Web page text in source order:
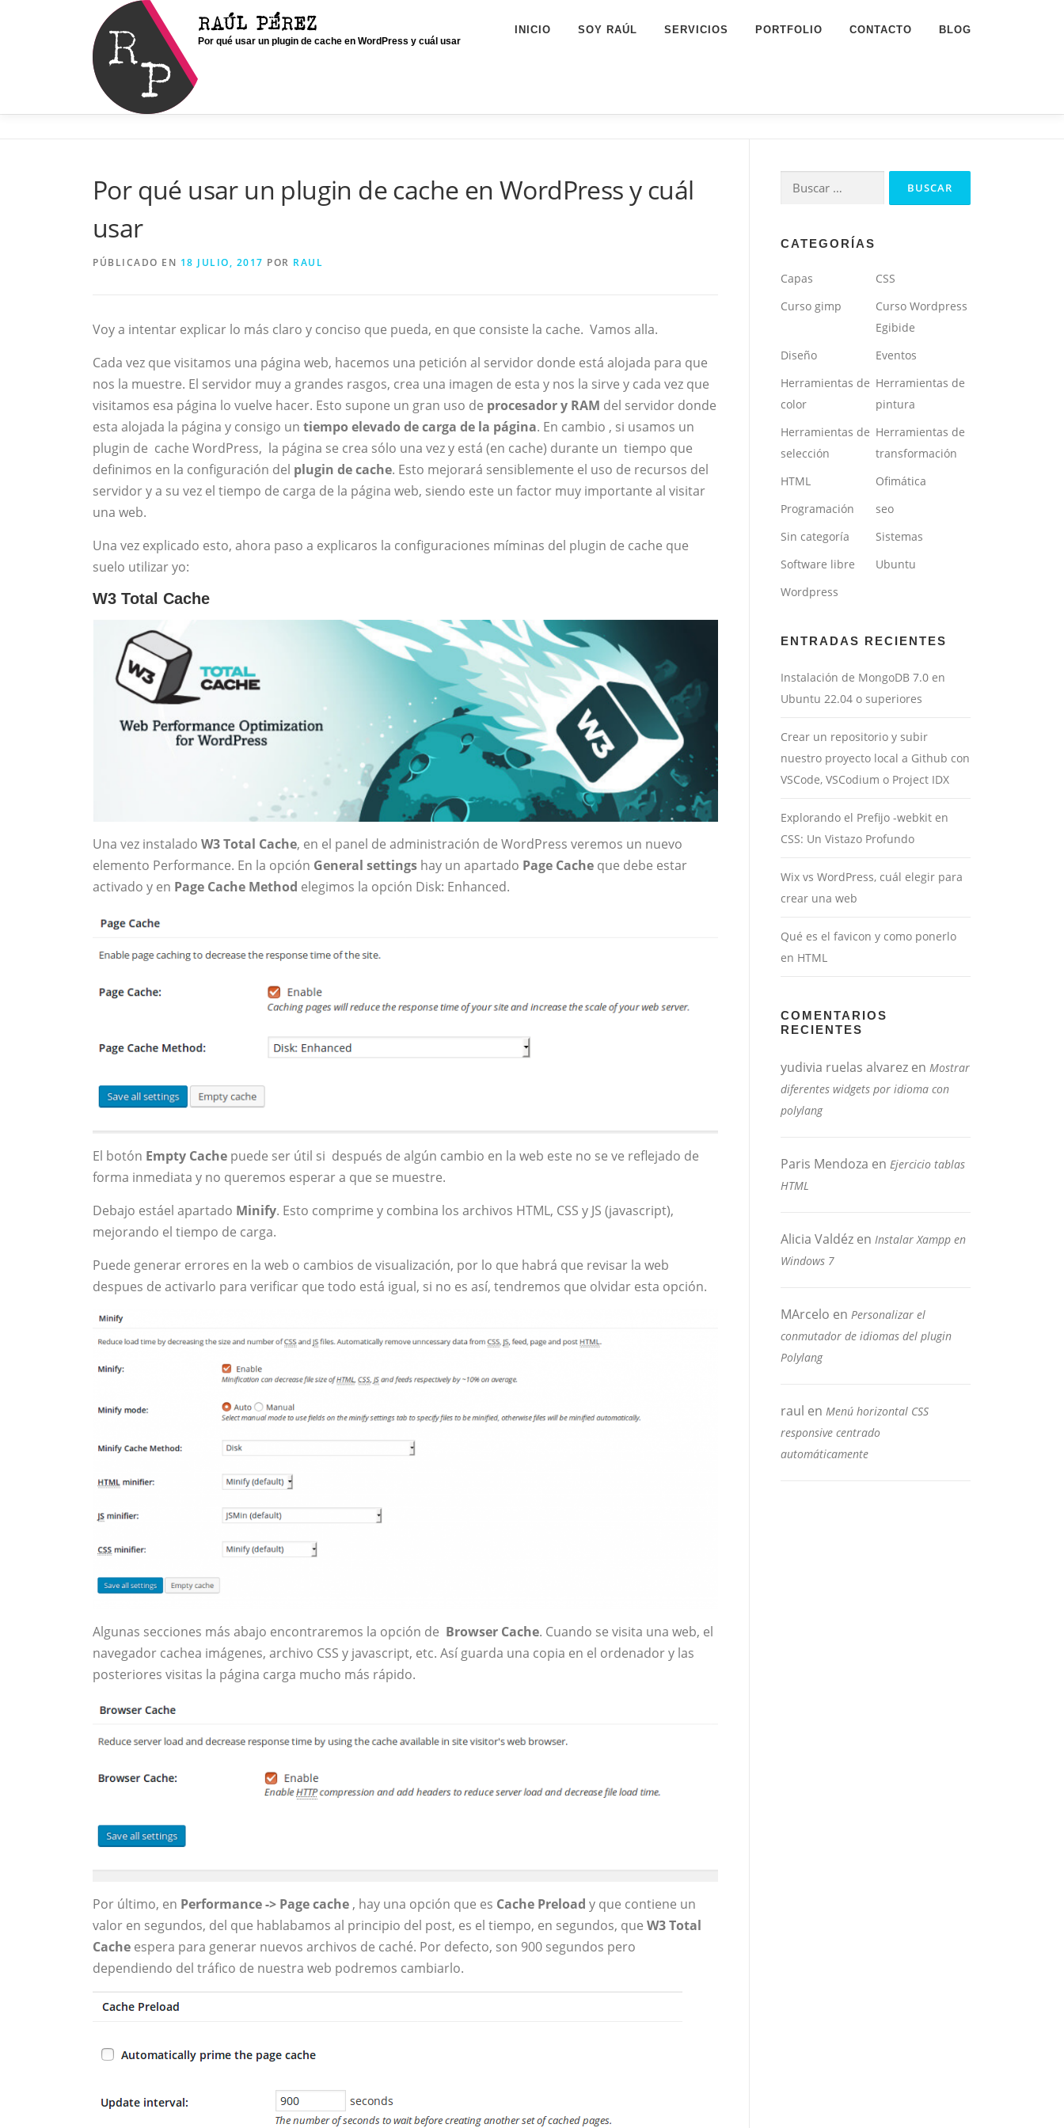
RAÚL PÉREZ
Por qué usar un plugin de cache en WordPress y cuál usar
INICIO SOY RAÚL SERVICIOS PORTFOLIO CONTACTO BLOG
Por qué usar un plugin de cache en WordPress y cuál
usar
PÚBLICADO EN 18 JULIO, 2017 POR RAUL
Voy a intentar explicar lo más claro y conciso que pueda, en que consiste la cache. Vamos alla.
Cada vez que visitamos una página web, hacemos una petición al servidor donde está alojada para que
nos la muestre. El servidor muy a grandes rasgos, crea una imagen de esta y nos la sirve y cada vez que
visitamos esa página lo vuelve hacer. Esto supone un gran uso de procesador y RAM del servidor donde
esta alojada la página y consigo un tiempo elevado de carga de la página. En cambio , si usamos un
plugin de cache WordPress, la página se crea sólo una vez y está (en cache) durante un tiempo que
definimos en la configuración del plugin de cache. Esto mejorará sensiblemente el uso de recursos del
servidor y a su vez el tiempo de carga de la página web, siendo este un factor muy importante al visitar
una web.
Una vez explicado esto, ahora paso a explicaros la configuraciones míminas del plugin de cache que
suelo utilizar yo:
W3 Total Cache
Una vez instalado W3 Total Cache, en el panel de administración de WordPress veremos un nuevo
elemento Performance. En la opción General settings hay un apartado Page Cache que debe estar
activado y en Page Cache Method elegimos la opción Disk: Enhanced.
El botón Empty Cache puede ser útil si después de algún cambio en la web este no se ve reflejado de
forma inmediata y no queremos esperar a que se muestre.
Debajo estáel apartado Minify. Esto comprime y combina los archivos HTML, CSS y JS (javascript),
mejorando el tiempo de carga.
Puede generar errores en la web o cambios de visualización, por lo que habrá que revisar la web
despues de activarlo para verificar que todo está igual, si no es así, tendremos que olvidar esta opción.
Algunas secciones más abajo encontraremos la opción de Browser Cache. Cuando se visita una web, el
navegador cachea imágenes, archivo CSS y javascript, etc. Así guarda una copia en el ordenador y las
posteriores visitas la página carga mucho más rápido.
Por último, en Performance -> Page cache , hay una opción que es Cache Preload y que contiene un
valor en segundos, del que hablabamos al principio del post, es el tiempo, en segundos, que W3 Total
Cache espera para generar nuevos archivos de caché. Por defecto, son 900 segundos pero
dependiendo del tráfico de nuestra web podremos cambiarlo.
Buscar:
CATEGORÍAS
Capas
CSS
Curso gimp
Curso Wordpress
Egibide
Diseño
Eventos
Herramientas de
color
Herramientas de
pintura
Herramientas de
selección
Herramientas de
transformación
HTML
Ofimática
Programación
seo
Sin categoría
Sistemas
Software libre
Ubuntu
Wordpress
ENTRADAS RECIENTES
Instalación de MongoDB 7.0 en
Ubuntu 22.04 o superiores
Crear un repositorio y subir
nuestro proyecto local a Github con
VSCode, VSCodium o Project IDX
Explorando el Prefijo -webkit en
CSS: Un Vistazo Profundo
Wix vs WordPress, cuál elegir para
crear una web
Qué es el favicon y como ponerlo
en HTML
COMENTARIOS
RECIENTES
yudivia ruelas alvarez en Mostrar
diferentes widgets por idioma con
polylang
Paris Mendoza en Ejercicio tablas
HTML
Alicia Valdéz en Instalar Xampp en
Windows 7
MArcelo en Personalizar el
conmutador de idiomas del plugin
Polylang
raul en Menú horizontal CSS
responsive centrado
automáticamente